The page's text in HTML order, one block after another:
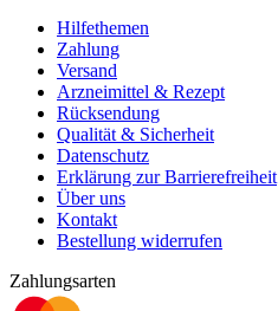
Hilfethemen
Zahlung
Versand
Arzneimittel & Rezept
Rücksendung
Qualität & Sicherheit
Datenschutz
Erklärung zur Barrierefreiheit
Über uns
Kontakt
Bestellung widerrufen
Zahlungsarten